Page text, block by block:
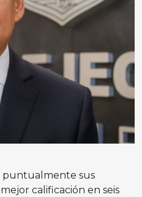
puntualmente sus
calificación en seis